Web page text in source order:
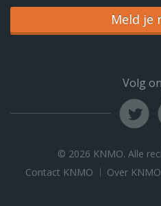
Meld je
Volg
© 2026 KNMO. Alle
Contact KNMO
Over KNMO